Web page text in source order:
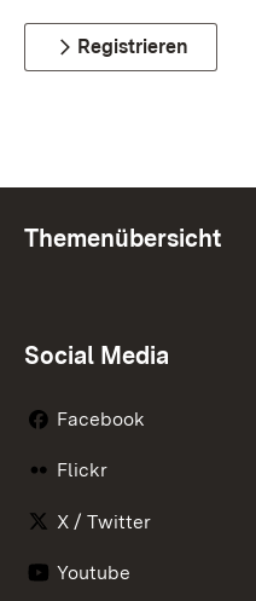
Registrieren
Themenübersicht
Social Media
Facebook
Flickr
X / Twitter
Youtube